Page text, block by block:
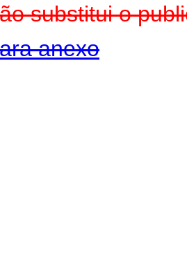
substitui o
anexo